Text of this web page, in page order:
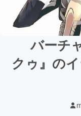
バーチ
クゥ』の